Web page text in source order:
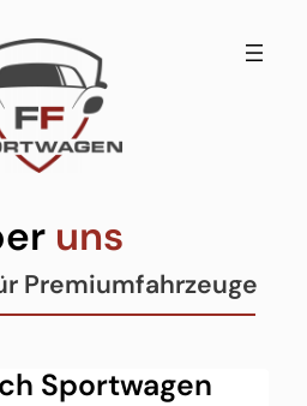
uns
Premiumfahrzeuge
Sportwagen